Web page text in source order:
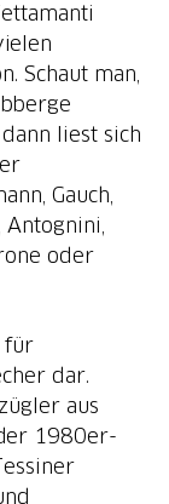
Schaut man,
liest sich
Gauch,
oder
für
dar.
aus
1980er-